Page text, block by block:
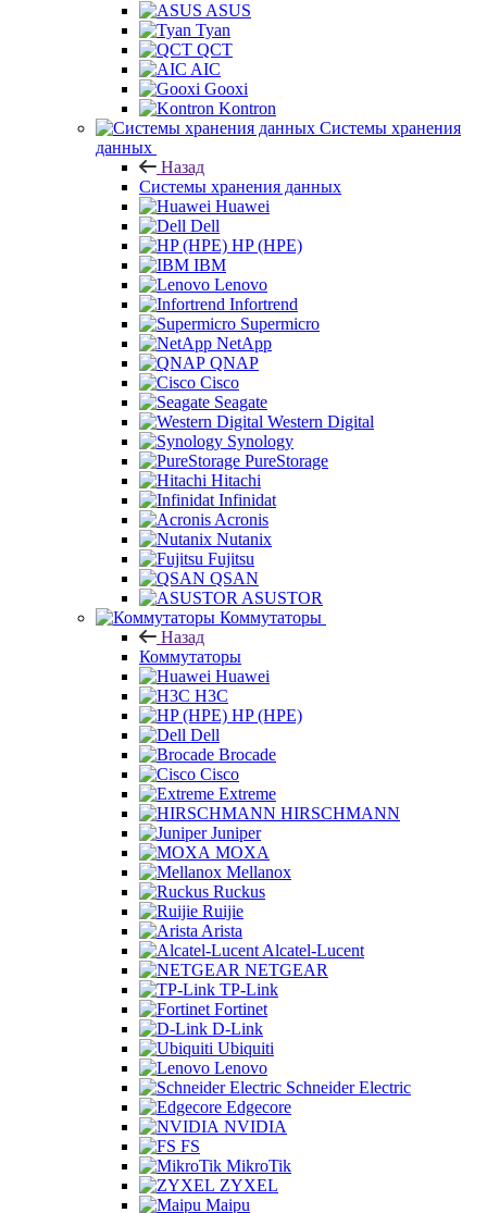
ASUS
Tyan
QCT
AIC
Gooxi
Kontron
Системы хранения
данных
Назад
Системы хранения данных
Huawei
Dell
HP (HPE)
IBM
Lenovo
Infortrend
Supermicro
NetApp
QNAP
Cisco
Seagate
Western Digital
Synology
PureStorage
Hitachi
Infinidat
Acronis
Nutanix
Fujitsu
QSAN
ASUSTOR
Коммутаторы
Назад
Коммутаторы
Huawei
H3C
HP (HPE)
Dell
Brocade
Cisco
Extreme
HIRSCHMANN
Juniper
MOXA
Mellanox
Ruckus
Ruijie
Arista
Alcatel-Lucent
NETGEAR
TP-Link
Fortinet
D-Link
Ubiquiti
Lenovo
Schneider Electric
Edgecore
NVIDIA
FS
MikroTik
ZYXEL
Maipu